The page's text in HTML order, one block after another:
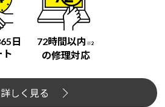
日
ト
72時間以内 ※2
の修理対応
詳しく見る